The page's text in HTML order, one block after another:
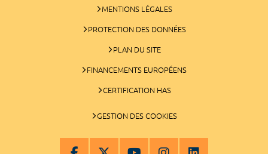
MENTIONS LÉGALES
PROTECTION DES DONNÉES
PLAN DU SITE
FINANCEMENTS EUROPÉENS
CERTIFICATION HAS
GESTION DES COOKIES